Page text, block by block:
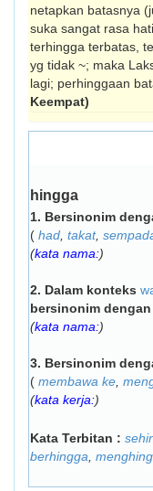
netap­kan batasnya
suka sangat rasa
terhingga terbatas,
yg tidak ~; maka
lagi; perhinggaan
Keempat)
hingga
1. Bersinonim
( had takat,
(kata nama:)
2. Dalam konteks
bersinonim dengan
(kata nama:)
3. Bersinonim
( membawa ke
(kata kerja:)
Kata Terbitan :
berhingga